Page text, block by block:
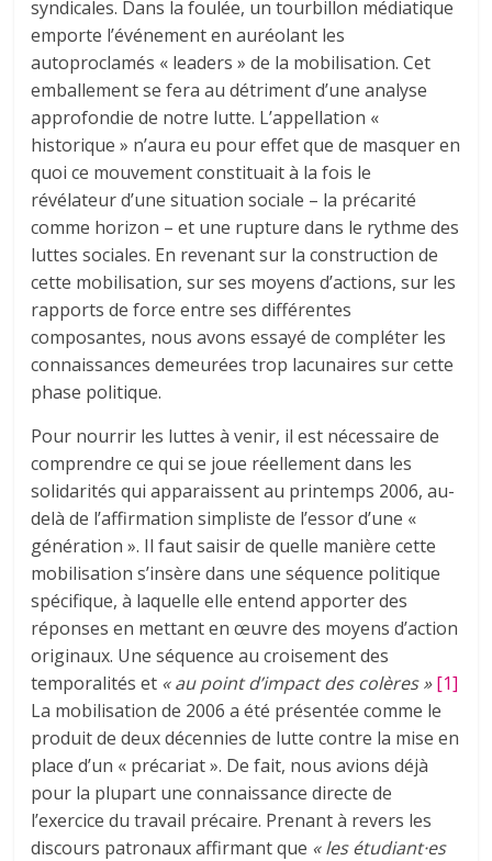
syndicales. Dans la foulée, un tourbillon médiatique
emporte l’événement en auréolant les
autoproclamés « leaders » de la mobilisation. Cet
emballement se fera au détriment d’une analyse
approfondie de notre lutte. L’appellation «
historique » n’aura eu pour effet que de masquer en
quoi ce mouvement constituait à la fois le
révélateur d’une situation sociale – la précarité
comme horizon – et une rupture dans le rythme des
luttes sociales. En revenant sur la construction de
cette mobilisation, sur ses moyens d’actions, sur les
rapports de force entre ses différentes
composantes, nous avons essayé de compléter les
connaissances demeurées trop lacunaires sur cette
phase politique.
Pour nourrir les luttes à venir, il est nécessaire de
comprendre ce qui se joue réellement dans les
solidarités qui apparaissent au printemps 2006, au-
delà de l’affirmation simpliste de l’essor d’une «
génération ». Il faut saisir de quelle manière cette
mobilisation s’insère dans une séquence politique
spécifique, à laquelle elle entend apporter des
réponses en mettant en œuvre des moyens d’action
originaux. Une séquence au croisement des
temporalités et « au point d’impact des colères »[1]
La mobilisation de 2006 a été présentée comme le
produit de deux décennies de lutte contre la mise en
place d’un « précariat ». De fait, nous avions déjà
pour la plupart une connaissance directe de
l’exercice du travail précaire. Prenant à revers les
discours patronaux affirmant que « les étudiant·es